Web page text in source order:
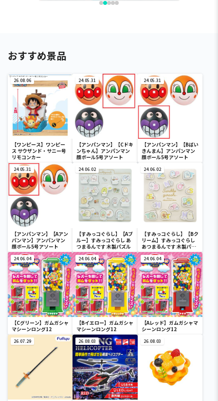
おすすめ景品
26.08.06
【ワンピース】ワンピー
ス サウザンド・サニー号
リモコンカー
24.05.31
【アンパンマン】【Cドキ
ンちゃん】アンパンマン
顔ボール5号アソート
24.05.31
【アンパンマン】【Bばい
きんまん】アンパンマン
顔ボール5号アソート
24.05.31
【アンパンマン】【Aアン
パンマン】アンパンマン
顔ボール5号アソート
24.06.02
【すみっコぐらし】【Aブ
ルー】すみっコぐらし あ
つまるんです 木製パズル
24.06.02
【すみっコぐらし】【Bク
リーム】すみっコぐらし
あつまるんです 木製パズ
ル
24.06.04
【Cグリーン】ガムガシャ
マシーンロング12
24.06.04
【Bイエロー】ガムガシャ
マシーンロング12
24.06.04
【Aレッド】ガムガシャマ
シーンロング12
26.07.29 26.08.03 26.08.03